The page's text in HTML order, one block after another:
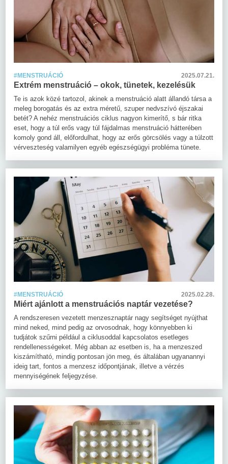
#MENSTRUÁCIÓ 2025.07.21.
Extrém menstruáció – okok, tünetek, kezelésük
Te is azok közé tartozol, akinek a menstruáció alatt állandó társa a
meleg borogatás és az extra méretű, szuper nedvszívó éjszakai
betét? A nehéz menstruációs ciklus nagyon kimerítő, s bár ritka
eset, hogy a túl erős vagy túl fájdalmas menstruáció hátterében
komoly gond áll, előfordulhat, hogy az erős görcsölés vagy a túlzott
vérveszteség valamilyen egyéb egészségügyi probléma tünete.
#MENSTRUÁCIÓ 2025.02.28.
Miért ajánlott a menstruációs naptár vezetése?
A rendszeresen vezetett menzesznaptár nagy segítséget nyújthat
mind neked, mind pedig az orvosodnak, hogy könnyebben ki
tudjátok szűrni például a ciklusoddal kapcsolatos esetleges
rendellenességeket. Még abban az esetben is, ha a menzeszed
kiszámítható, mindig pontosan jön meg, és általában ugyanannyi
ideig tart, fontos a menzesz időpontjának, illetve a vérzés
mennyiségének feljegyzése.